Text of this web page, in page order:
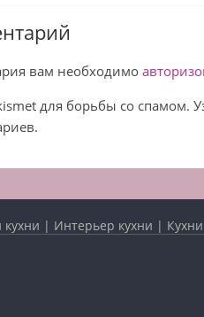
вам необходимо
для борьбы со спамом.
кухни | Интерьер кухни |